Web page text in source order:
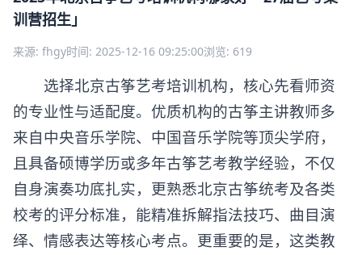
训营招生」
来源: fhgy时间: 2025-12-16 09:25:00浏览: 619
选择北京古筝艺考培训机构，核心先看师资
的专业性与适配度。优质机构的古筝主讲教师多
来自中央音乐学院、中国音乐学院等顶尖学府，
且具备硕博学历或多年古筝艺考教学经验，不仅
自身演奏功底扎实，更熟悉北京古筝统考及各类
校考的评分标准，能精准拆解指法技巧、曲目演
绎、情感表达等核心考点。更重要的是，这类教